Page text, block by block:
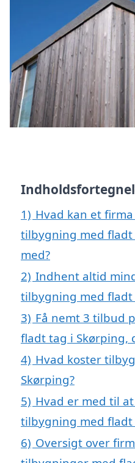
1) Hvad kan et
tilbygning med
med?
2) Indhent altid
tilbygning med fladt
3) Få nemt 3 tilbud
fladt tag i Skørping,
4) Hvad koster
Skørping?
5) Hvad er med til
tilbygning med fladt
6) Oversigt over